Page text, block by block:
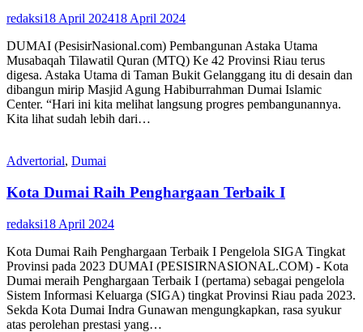
redaksi18 April 202418 April 2024
DUMAI (PesisirNasional.com) Pembangunan Astaka Utama
Musabaqah Tilawatil Quran (MTQ) Ke 42 Provinsi Riau terus
digesa. Astaka Utama di Taman Bukit Gelanggang itu di desain dan
dibangun mirip Masjid Agung Habiburrahman Dumai Islamic
Center. “Hari ini kita melihat langsung progres pembangunannya.
Kita lihat sudah lebih dari…
Advertorial, Dumai
Kota Dumai Raih Penghargaan Terbaik I
redaksi18 April 2024
Kota Dumai Raih Penghargaan Terbaik I Pengelola SIGA Tingkat
Provinsi pada 2023 DUMAI (PESISIRNASIONAL.COM) - Kota
Dumai meraih Penghargaan Terbaik I (pertama) sebagai pengelola
Sistem Informasi Keluarga (SIGA) tingkat Provinsi Riau pada 2023.
Sekda Kota Dumai Indra Gunawan mengungkapkan, rasa syukur
atas perolehan prestasi yang…